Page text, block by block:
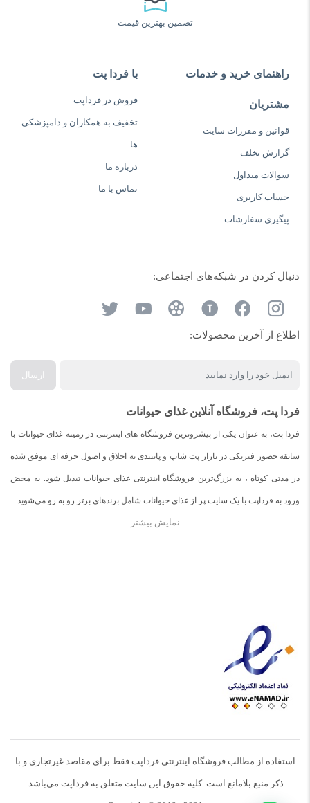
تضمین بهترین قیمت
راهنمای خرید و خدمات
مشتریان
قوانین و مقررات سایت
گزارش تخلف
سوالات متداول
حساب کاربری
پیگیری سفارشات
با فردا پت
فروش در فرداپت
تخفیف به همکاران و دامپزشکی
ها
درباره ما
تماس با ما
دنبال کردن در شبکه‌های اجتماعی:
اطلاع از آخرین محصولات:
ارسال
فردا پت، فروشگاه آنلاین غذای حیوانات
فردا پت، به عنوان یکی از پیشروترین فروشگاه های اینترنتی در زمینه غذای حیوانات با
سابقه حضور فیزیکی در بازار پت شاپ و پایبندی به اخلاق و اصول حرفه ای موفق شده
در مدتی کوتاه ، به بزرگ‌ترین فروشگاه اینترنتی غذای حیوانات تبدیل شود. به محض
ورود به فرداپت با یک سایت پر از غذای حیوانات شامل برندهای برتر رو به رو می‌شوید .
در صورت نیافتن غذای مورد دلخواه برای حیواناتتان با ما تماس بگیرید.
نمایش بیشتر
استفاده از مطالب فروشگاه اینترنتی فرداپت فقط برای مقاصد غیرتجاری و با
ذکر منبع بلامانع است. کلیه حقوق این سایت متعلق به فرداپت می‌باشد.